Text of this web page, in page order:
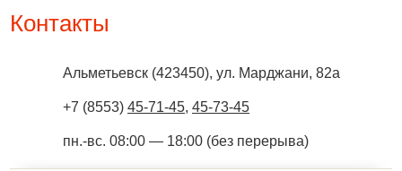
Контакты
Альметьевск (423450), ул. Марджани, 82а
+7 (8553) 45-71-45, 45-73-45
пн.-вс. 08:00 — 18:00 (без перерыва)